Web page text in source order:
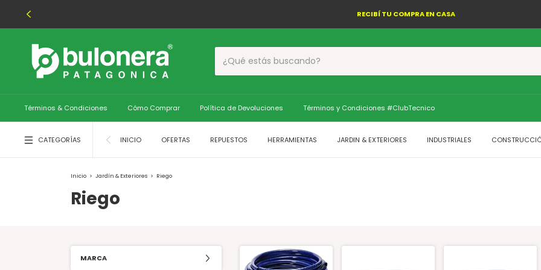
RECIBÍ TU COMPRA EN CASA
Términos & Condiciones Cómo Comprar Política de Devoluciones Términos y Condiciones #ClubTecnico
CATEGORÍAS INICIO OFERTAS REPUESTOS HERRAMIENTAS JARDIN & EXTERIORES INDUSTRIALES
Inicio > Jardín & Exteriores > Riego
Riego
MARCA